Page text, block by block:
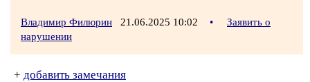
Владимир Филюрин 21.06.2025 10:02 •
Заявить о
нарушении
+ добавить замечания